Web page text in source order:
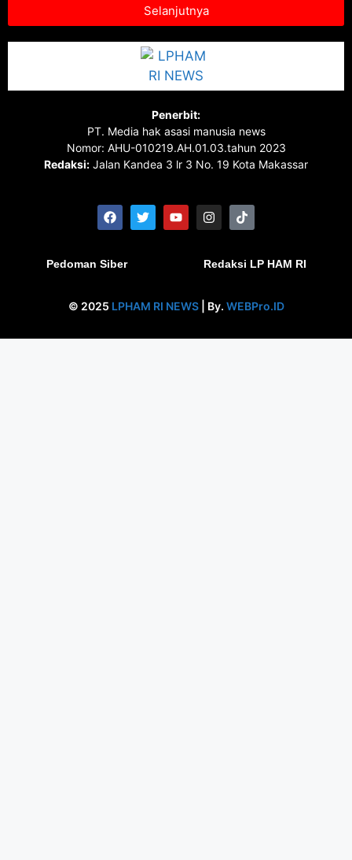
Selanjutnya
Penerbit:
PT. Media hak asasi manusia news
Nomor: AHU-010219.AH.01.03.tahun 2023
Redaksi: Jalan Kandea 3 lr 3 No. 19 Kota Makassar
Pedoman Siber Redaksi LP HAM RI
© 2025 LPHAM RI NEWS| By. WEBPro.ID